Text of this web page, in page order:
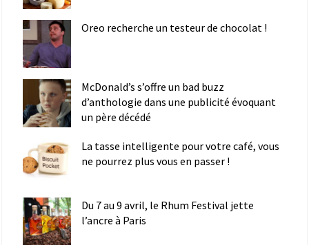
Oreo recherche un testeur de chocolat !
McDonald’s s’offre un bad buzz
d’anthologie dans une publicité évoquant
un père décédé
La tasse intelligente pour votre café, vous
ne pourrez plus vous en passer !
Du 7 au 9 avril, le Rhum Festival jette
l’ancre à Paris